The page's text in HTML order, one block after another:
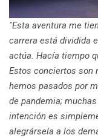
"Esta aventura me
carrera está dividida
actúa. Hacía tiempo
Estos conciertos son
hemos pasados por
de pandemia;
intención es
alegrársela a los